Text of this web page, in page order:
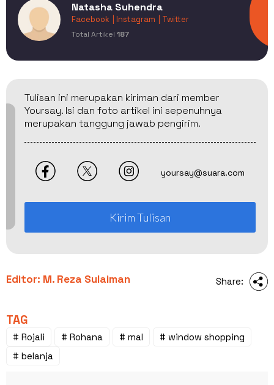
Natasha Suhendra
Facebook | Instagram | Twitter
Total Artikel 187
Tulisan ini merupakan kiriman dari member
Yoursay. Isi dan foto artikel ini sepenuhnya
merupakan tanggung jawab pengirim.
yoursay@suara.com
Kirim Tulisan
Editor: M. Reza Sulaiman Share:
TAG
# Rojali # Rohana # mal
# window shopping
# belanja